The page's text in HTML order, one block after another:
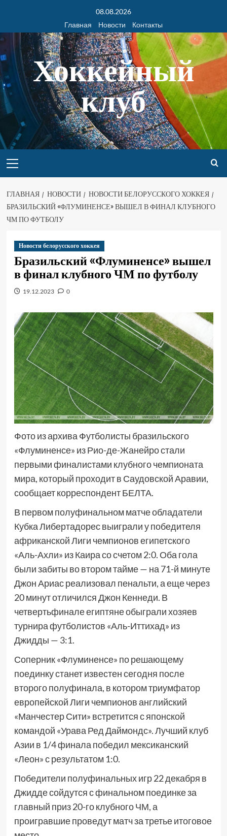
08.08.2026
Главная
Новости Контакты
Хоккейный
клуб
ГЛАВНАЯ НОВОСТИ
НОВОСТИ БЕЛОРУССКОГО ХОККЕЯ
БРАЗИЛЬСКИЙ «ФЛУМИНЕНСЕ» ВЫШЕЛ В ФИНАЛ КЛУБНОГО
ЧМ ПО ФУТБОЛУ
Новости белорусского хоккея
Бразильский «Флуминенсе» вышел
в финал клубного ЧМ по футболу
19.12.2023 0
Фото из архива Футболисты бразильского
«Флуминенсе» из Рио-де-Жанейро стали
первыми финалистами клубного чемпионата
мира, который проходит в Саудовской Аравии,
сообщает корреспондент БЕЛТА.
В первом полуфинальном матче обладатели
Кубка Либертадорес выиграли у победителя
африканской Лиги чемпионов египетского
«Аль-Ахли» из Каира со счетом 2:0. Оба гола
были забиты во втором тайме — на 71-й минуте
Джон Ариас реализовал пенальти, а еще через
20 минут отличился Джон Кеннеди. В
четвертьфинале египтяне обыграли хозяев
турнира футболистов «Аль-Иттихад» из
Джидды — 3:1.
Соперник «Флуминенсе» по решающему
поединку станет известен сегодня после
второго полуфинала, в котором триумфатор
европейской Лиги чемпионов английский
«Манчестер Сити» встретится с японской
командой «Урава Ред Даймондс». Лучший клуб
Азии в 1/4 финала победил мексиканский
«Леон» с результатом 1:0.
Победители полуфинальных игр 22 декабря в
Джидде сойдутся с финальном поединке за
главный приз 20-го клубного ЧМ, а
проигравшие проведут матч за третье итоговое